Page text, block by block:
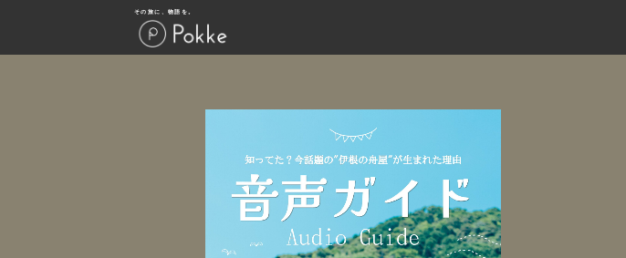
その旅に、物語を。